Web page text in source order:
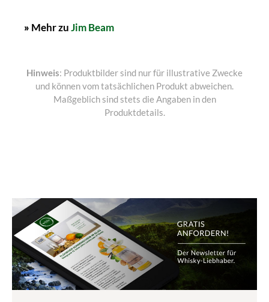
» Mehr zuJim Beam
Hinweis: Produktbilder sind nur für illustrative Zwecke
und können vom tatsächlichen Produkt abweichen.
Maßgeblich sind stets die Angaben in den
Produktdetails.